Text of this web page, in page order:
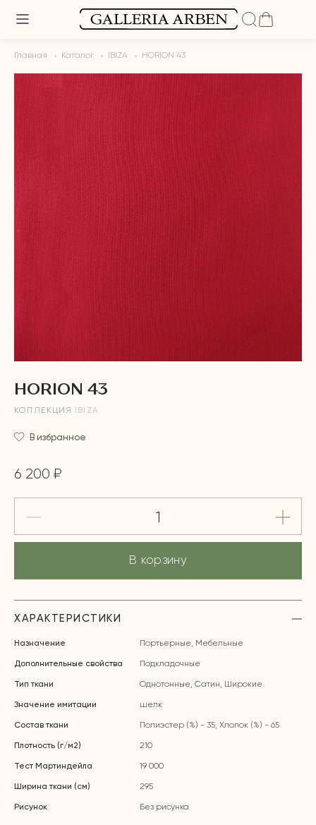
Главная Каталог IBIZA HORION 43
HORION 43
КОЛЛЕКЦИЯ IBIZA
В избранное
6 200 ₽
В корзину
ХАРАКТЕРИСТИКИ
Назначение Портьерные, Мебельные
Дополнительные свойства Подкладочные
Тип ткани Однотонные, Сатин, Широкие
Значение имитации шелк
Состав ткани Полиэстер (%) - 35, Хлопок (%) - 65
Плотность (г/м2) 210
Тест Мартиндейла 19 000
Ширина ткани (см) 295
Рисунок Без рисунка